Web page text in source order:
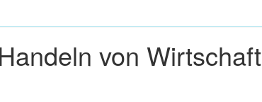
von Wirtschaft